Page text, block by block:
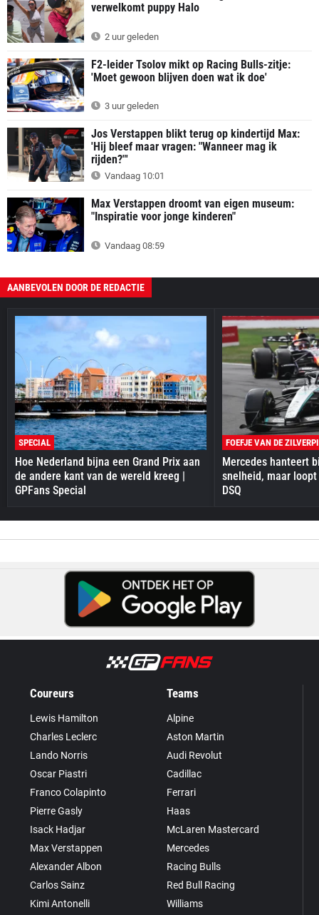
verwelkomt puppy Halo
2 uur geleden
F2-leider Tsolov mikt op Racing Bulls-zitje:
'Moet gewoon blijven doen wat ik doe'
3 uur geleden
Jos Verstappen blikt terug op kindertijd Max:
'Hij bleef maar vragen: "Wanneer mag ik
rijden?"'
Vandaag 10:01
Max Verstappen droomt van eigen museum:
"Inspiratie voor jonge kinderen"
Vandaag 08:59
AANBEVOLEN DOOR DE REDACTIE
SPECIAL
Hoe Nederland bijna een Grand Prix aan
de andere kant van de wereld kreeg |
GPFans Special
FOEFJE VAN DE
Mercedes hanteert
snelheid, maar
DSQ
Coureurs
Lewis Hamilton
Charles Leclerc
Lando Norris
Oscar Piastri
Franco Colapinto
Pierre Gasly
Isack Hadjar
Max Verstappen
Alexander Albon
Carlos Sainz
Kimi Antonelli
Teams
Alpine
Aston Martin
Audi Revolut
Cadillac
Ferrari
Haas
McLaren Mastercard
Mercedes
Racing Bulls
Red Bull Racing
Williams